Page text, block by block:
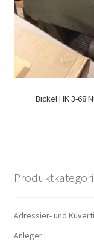
Bickel HK 3-68
Adressier- und
Anleger